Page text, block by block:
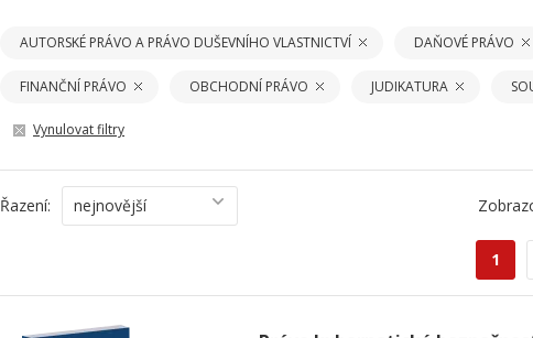
AUTORSKÉ PRÁVO A PRÁVO DUŠEVNÍHO VLASTNICTVÍ DAŇOVÉ PRÁVO
FINANČNÍ PRÁVO OBCHODNÍ PRÁVO JUDIKATURA
Vynulovat filtry
Řazení: nejnovější
1